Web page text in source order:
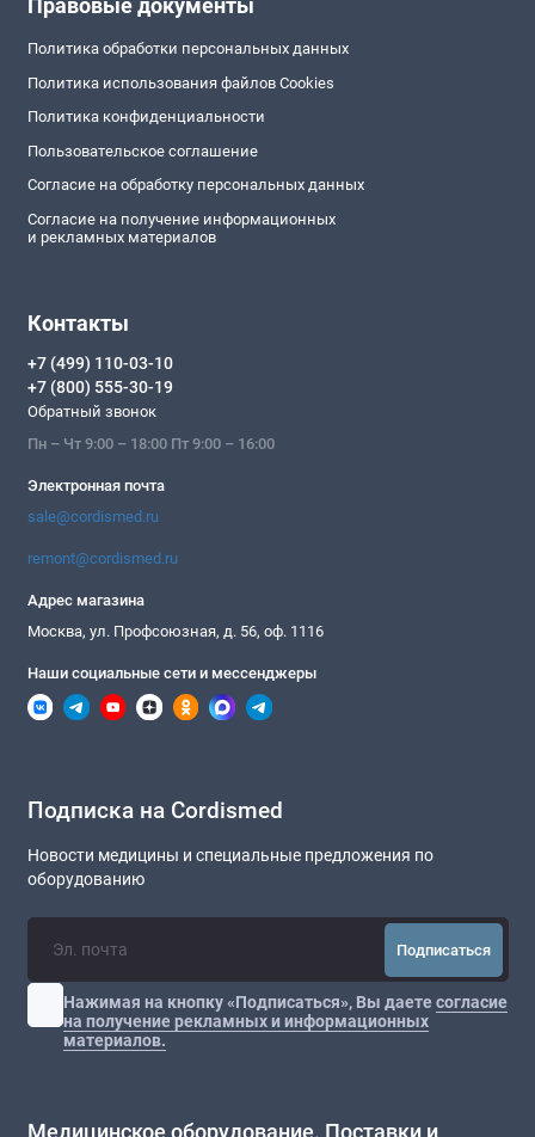
Правовые документы
Политика обработки персональных данных
Политика использования файлов Cookies
Политика конфиденциальности
Пользовательское соглашение
Согласие на обработку персональных данных
Согласие на получение информационных
и рекламных материалов
Контакты
+7 (499) 110-03-10
+7 (800) 555-30-19
Обратный звонок
Пн – Чт 9:00 – 18:00 Пт 9:00 – 16:00
Электронная почта
sale@cordismed.ru
remont@cordismed.ru
Адрес магазина
Москва, ул. Профсоюзная, д. 56, оф. 1116
Наши социальные сети и мессенджеры
Подписка на Cordismed
Новости медицины и специальные предложения по
оборудованию
Подписаться
Нажимая на кнопку «Подписаться», Вы даетесогласие
на получение рекламных и информационных
материалов.
Медицинское оборудование. Поставки и